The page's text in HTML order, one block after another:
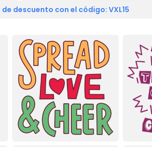
de descuento con el código: VXL15